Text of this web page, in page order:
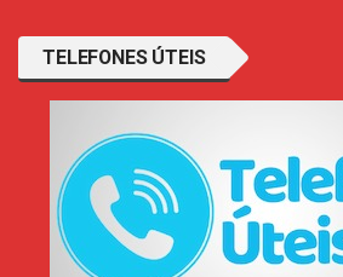
TELEFONES ÚTEIS